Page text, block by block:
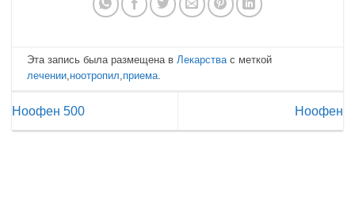
Эта запись была размещена вЛекарствас меткой
лечении,ноотропил,приема.
Ноофен 500 Ноофен